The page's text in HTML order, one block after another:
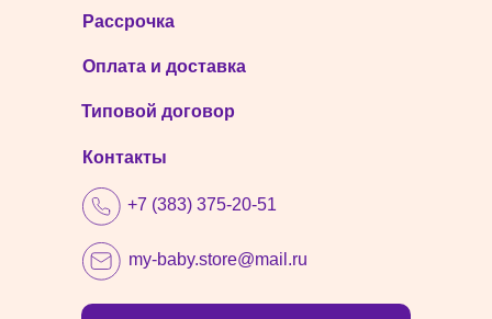
Контакты
+7 (383) 375-20-51
my-baby.store@mail.ru
Рассрочка
Оплата и доставка
Типовой договор